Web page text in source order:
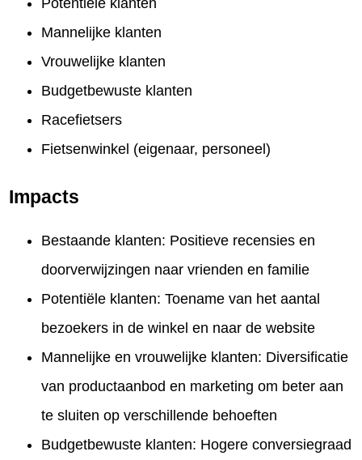
Potentiële klanten
Mannelijke klanten
Vrouwelijke klanten
Budgetbewuste klanten
Racefietsers
Fietsenwinkel (eigenaar, personeel)
Impacts
Bestaande klanten: Positieve recensies en
doorverwijzingen naar vrienden en familie
Potentiële klanten: Toename van het aantal
bezoekers in de winkel en naar de website
Mannelijke en vrouwelijke klanten: Diversificatie
van productaanbod en marketing om beter aan
te sluiten op verschillende behoeften
Budgetbewuste klanten: Hogere conversiegraad